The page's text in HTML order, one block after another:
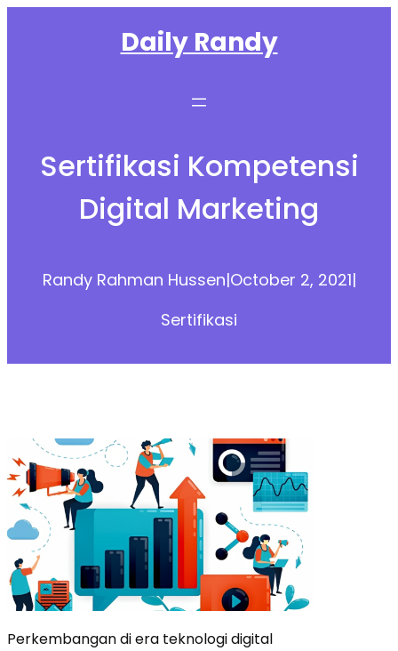
Daily Randy
Sertifikasi Kompetensi
Digital Marketing
Randy Rahman Hussen|October 2, 2021|
Sertifikasi
Perkembangan di era teknologi digital